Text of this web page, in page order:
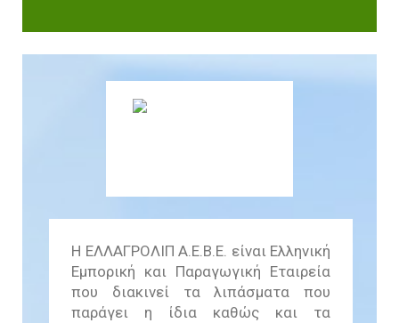
Η ΕΛΛΑΓΡΟΛΙΠ Α.Ε.Β.Ε. είναι Ελληνική
Εμπορική και Παραγωγική Εταιρεία
που διακινεί τα λιπάσματα που
παράγει η ίδια καθώς και τα